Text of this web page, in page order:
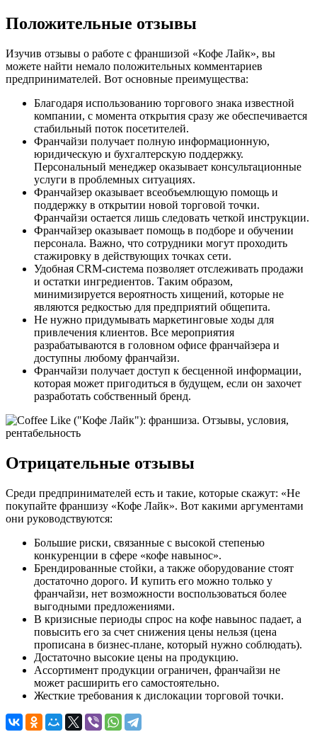
Положительные отзывы
Изучив отзывы о работе с франшизой «Кофе Лайк», вы
можете найти немало положительных комментариев
предпринимателей. Вот основные преимущества:
Благодаря использованию торгового знака известной
компании, с момента открытия сразу же обеспечивается
стабильный поток посетителей.
Франчайзи получает полную информационную,
юридическую и бухгалтерскую поддержку.
Персональный менеджер оказывает консультационные
услуги в проблемных ситуациях.
Франчайзер оказывает всеобъемлющую помощь и
поддержку в открытии новой торговой точки.
Франчайзи остается лишь следовать четкой инструкции.
Франчайзер оказывает помощь в подборе и обучении
персонала. Важно, что сотрудники могут проходить
стажировку в действующих точках сети.
Удобная CRM-система позволяет отслеживать продажи
и остатки ингредиентов. Таким образом,
минимизируется вероятность хищений, которые не
являются редкостью для предприятий общепита.
Не нужно придумывать маркетинговые ходы для
привлечения клиентов. Все мероприятия
разрабатываются в головном офисе франчайзера и
доступны любому франчайзи.
Франчайзи получает доступ к бесценной информации,
которая может пригодиться в будущем, если он захочет
разработать собственный бренд.
Отрицательные отзывы
Среди предпринимателей есть и такие, которые скажут: «Не
покупайте франшизу «Кофе Лайк». Вот какими аргументами
они руководствуются:
Большие риски, связанные с высокой степенью
конкуренции в сфере «кофе навынос».
Брендированные стойки, а также оборудование стоят
достаточно дорого. И купить его можно только у
франчайзи, нет возможности воспользоваться более
выгодными предложениями.
В кризисные периоды спрос на кофе навынос падает, а
повысить его за счет снижения цены нельзя (цена
прописана в бизнес-плане, который нужно соблюдать).
Достаточно высокие цены на продукцию.
Ассортимент продукции ограничен, франчайзи не
может расширить его самостоятельно.
Жесткие требования к дислокации торговой точки.